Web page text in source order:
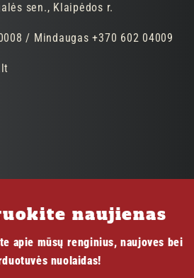
sen., Klaipėdos r.
/ Mindaugas +370 602 04009
naujienas
apie mūsų renginius, naujoves bei
nuolaidas!